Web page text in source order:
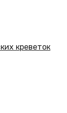
креветок